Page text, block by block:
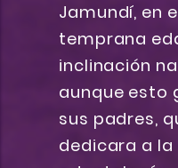
Jamundí, en
temprana
inclinación
aunque esto
sus padres,
dedicara a